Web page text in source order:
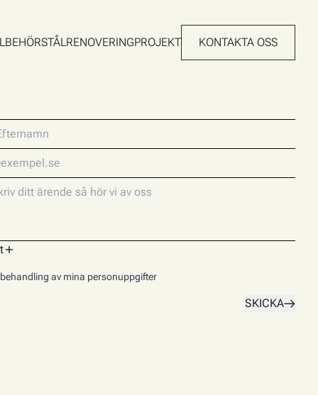
STÅLRENOVERINGPROJEKT KONTAKTA OSS
av mina personuppgifter
SKICKA